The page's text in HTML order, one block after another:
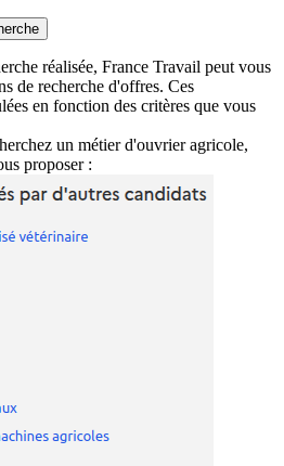
réalisée, France Travail peut vous
de recherche d'offres. Ces
en fonction des critères que vous
un métier d'ouvrier agricole,
proposer :